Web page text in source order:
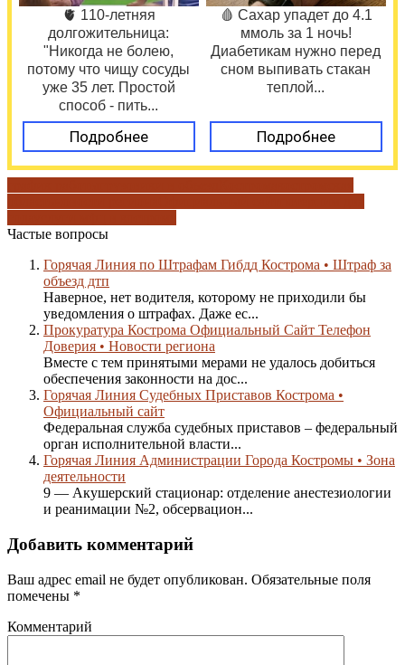
🫀 110-летняя
долгожительница:
"Никогда не болею,
потому что чищу сосуды
уже 35 лет. Простой
способ - пить...
Подробнее
🩸 Сахар упадет до 4.1
ммоль за 1 ночь!
Диабетикам нужно перед
сном выпивать стакан
теплой...
Подробнее
Частые вопросы
Горячая Линия по Штрафам Гибдд Кострома • Штраф за
объезд дтп
Наверное, нет водителя, которому не приходили бы
уведомления о штрафах. Даже ес...
Прокуратура Кострома Официальный Сайт Телефон
Доверия • Новости региона
Вместе с тем принятыми мерами не удалось добиться
обеспечения законности на дос...
Горячая Линия Судебных Приставов Кострома •
Официальный сайт
Федеральная служба судебных приставов – федеральный
орган исполнительной власти...
Горячая Линия Администрации Города Костромы • Зона
деятельности
9 — Акушерский стационар: отделение анестезиологии
и реанимации №2, обсервацион...
Добавить комментарий
Ваш адрес email не будет опубликован. Обязательные поля
помечены *
Комментарий